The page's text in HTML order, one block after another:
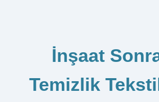
İnşaat
Temizlik